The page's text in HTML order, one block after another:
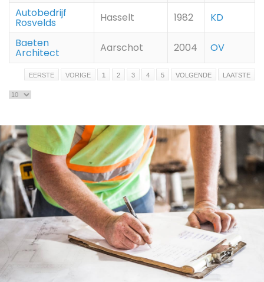
Autobedrijf
Rosvelds Hasselt 1982
KD
Baeten
Architect Aarschot 2004 OV
EERSTE VORIGE 1 2 3 4 5 VOLGENDE LAATSTE